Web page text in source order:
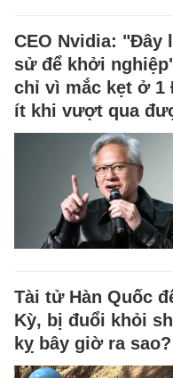
CEO Nvidia: "Đây
sử để khởi
chỉ vì mắc kẹt ở 1
ít khi vượt qua
Tài tử Hàn Quốc
Kỳ, bị đuổi khỏi
kỵ bây giờ ra sao?